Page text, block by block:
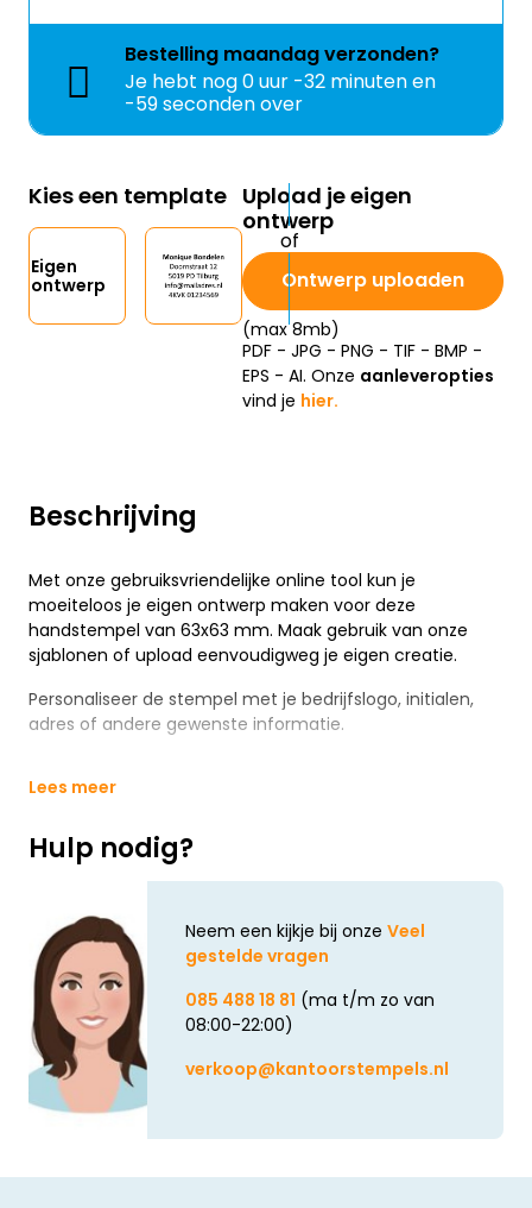
Beschrijving
Met onze gebruiksvriendelijke online tool kun je
moeiteloos je eigen ontwerp maken voor deze
handstempel van 63x63 mm. Maak gebruik van onze
sjablonen of upload eenvoudigweg je eigen creatie.
Personaliseer de stempel met je bedrijfslogo, initialen,
adres of andere gewenste informatie.
Lees meer
Hulp nodig?
Neem een kijkje bij onze Veel
gestelde vragen
085 488 18 81 (ma t/m zo van
08:00-22:00)
verkoop@kantoorstempels.nl
Bestelling maandagverzonden?
Je hebt nog0 uur -32 minuten en
-59 seconden over
Kies een template
Eigen
ontwerp
Upload je eigen
ontwerp
Ontwerp uploaden
(max 8mb)
PDF - JPG - PNG - TIF - BMP -
EPS - AI. Onze aanleveropties
vind je hier.